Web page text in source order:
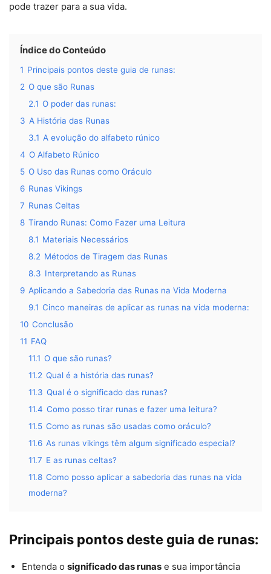
pode trazer para a sua vida.
Índice do Conteúdo
1 Principais pontos deste guia de runas:
2 O que são Runas
2.1 O poder das runas:
3 A História das Runas
3.1 A evolução do alfabeto rúnico
4 O Alfabeto Rúnico
5 O Uso das Runas como Oráculo
6 Runas Vikings
7 Runas Celtas
8 Tirando Runas: Como Fazer uma Leitura
8.1 Materiais Necessários
8.2 Métodos de Tiragem das Runas
8.3 Interpretando as Runas
9 Aplicando a Sabedoria das Runas na Vida Moderna
9.1 Cinco maneiras de aplicar as runas na vida moderna:
10 Conclusão
11 FAQ
11.1 O que são runas?
11.2 Qual é a história das runas?
11.3 Qual é o significado das runas?
11.4 Como posso tirar runas e fazer uma leitura?
11.5 Como as runas são usadas como oráculo?
11.6 As runas vikings têm algum significado especial?
11.7 E as runas celtas?
11.8 Como posso aplicar a sabedoria das runas na vida
moderna?
Principais pontos deste guia de runas:
Entenda o significado das runas e sua importância